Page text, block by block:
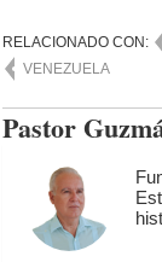
RELACIONADO CON:
VENEZUELA
Pastor